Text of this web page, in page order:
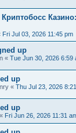
Fri Jul 03, 2026 11:45 pm
up
« Tue Jun 30, 2026 6:59
up
« Thu Jul 23, 2026
up
« Fri Jun 26, 2026 11:31